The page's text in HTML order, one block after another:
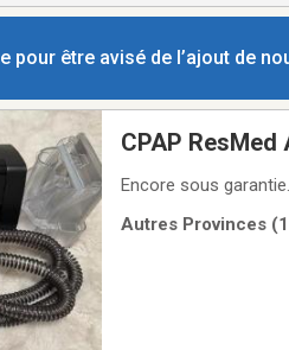
pour être avisé de l’ajout de
CPAP ResMed
Encore sous
Autres Provinces